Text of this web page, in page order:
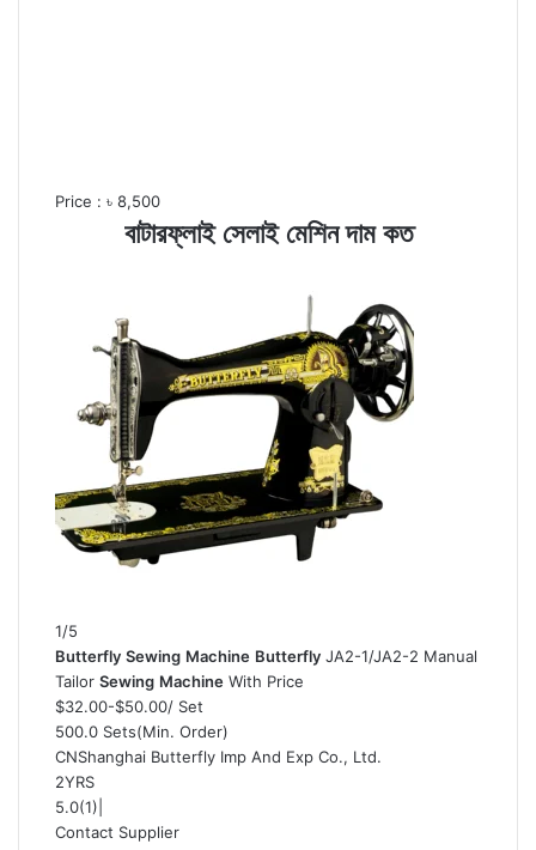
Price : ৳ 8,500
বাটারফ্লাই সেলাই মেশিন দাম কত
1/5
Butterfly Sewing Machine Butterfly JA2-1/JA2-2 Manual
Tailor Sewing Machine With Price
$32.00-$50.00/ Set
500.0 Sets(Min. Order)
CNShanghai Butterfly Imp And Exp Co., Ltd.
2YRS
5.0(1)
Contact Supplier